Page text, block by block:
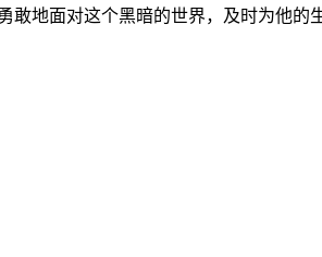
地面对这个黑暗的世界，及时为他的